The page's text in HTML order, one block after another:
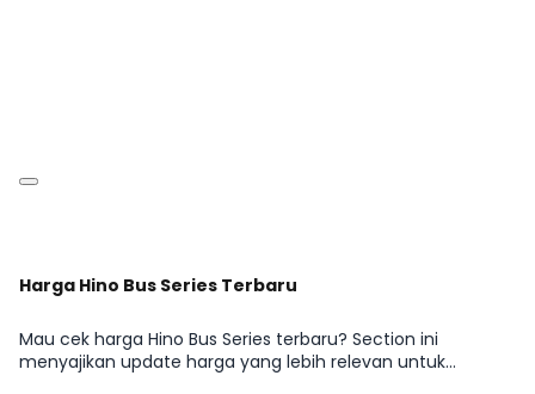
Harga Hino Bus Series Terbaru
Mau cek harga Hino Bus Series terbaru? Section ini
menyajikan update harga yang lebih relevan untuk